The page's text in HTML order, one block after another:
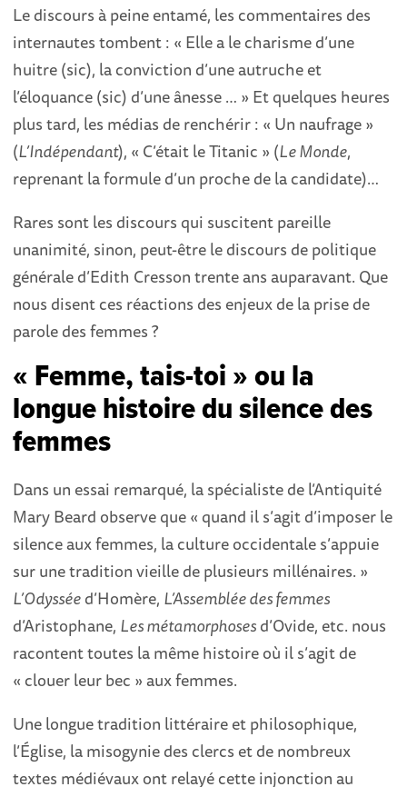
Le discours à peine entamé, les commentaires des
internautes tombent : « Elle a le charisme d’une
huitre (sic), la conviction d’une autruche et
l’éloquance (sic) d’une ânesse … » Et quelques heures
plus tard, les médias de renchérir : « Un naufrage »
(L’Indépendant), « C’était le Titanic » (Le Monde,
reprenant la formule d’un proche de la candidate)…
Rares sont les discours qui suscitent pareille
unanimité, sinon, peut-être le discours de politique
générale d’Edith Cresson trente ans auparavant. Que
nous disent ces réactions des enjeux de la prise de
parole des femmes ?
« Femme, tais-toi » ou la
longue histoire du silence des
femmes
Dans un essai remarqué, la spécialiste de l’Antiquité
Mary Beard observe que « quand il s’agit d’imposer le
silence aux femmes, la culture occidentale s’appuie
sur une tradition vieille de plusieurs millénaires. »
L’Odysséed’Homère, L’Assemblée des femmes
d’Aristophane, Les métamorphosesd’Ovide, etc. nous
racontent toutes la même histoire où il s’agit de
« clouer leur bec » aux femmes.
Une longue tradition littéraire et philosophique,
l’Église, la misogynie des clercs et de nombreux
textes médiévaux ont relayé cette injonction au